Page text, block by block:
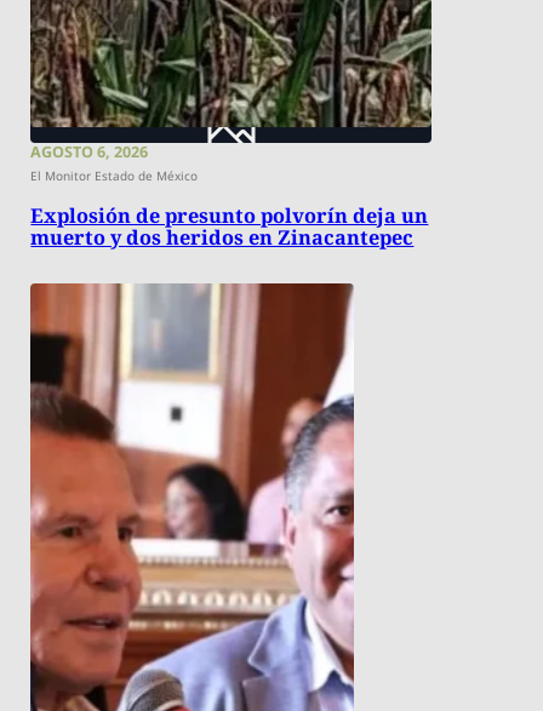
AGOSTO 6, 2026
El Monitor Estado de México
Explosión de presunto polvorín deja un
muerto y dos heridos en Zinacantepec